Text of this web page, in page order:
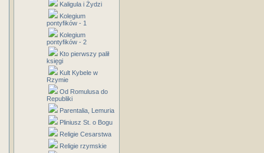
Kaligula i Żydzi
Kolegium
pontyfików - 1
Kolegium
pontyfików - 2
Kto pierwszy palił
księgi
Kult Kybele w
Rzymie
Od Romulusa do
Republiki
Parentalia, Lemuria
Pliniusz St. o Bogu
Religie Cesarstwa
Religie rzymskie